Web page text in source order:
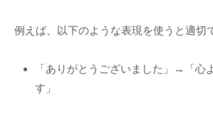
例えば、以下のような表現を使うと適切
「ありがとうございました」→「心
す」